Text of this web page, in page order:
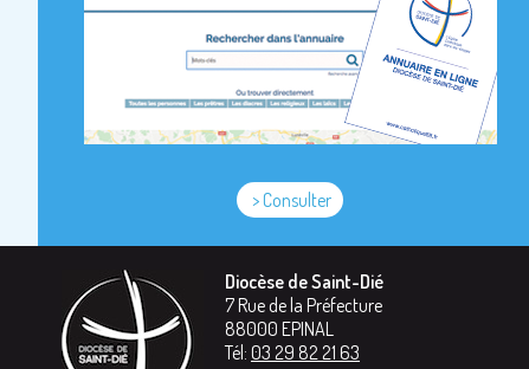
> Consulter
Diocèse de Saint-Dié
7 Rue de la Préfecture
88000 EPINAL
Tél: 03 29 82 21 63